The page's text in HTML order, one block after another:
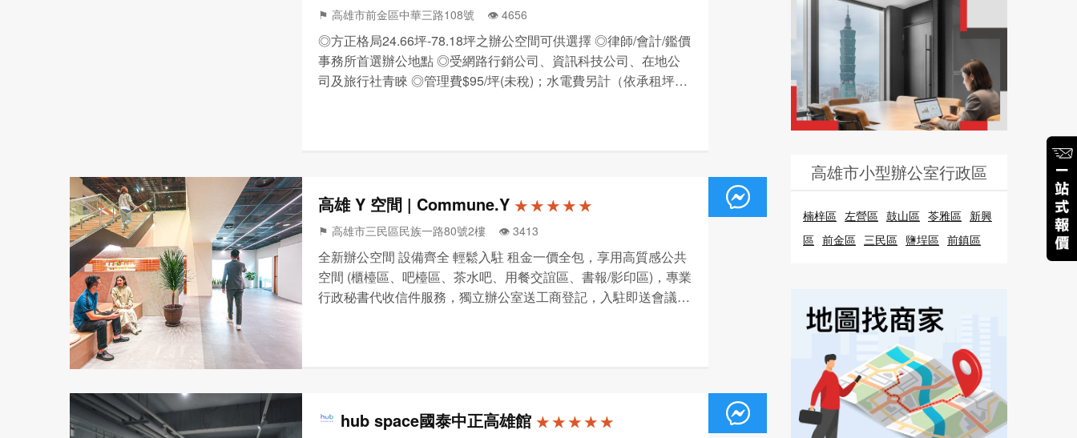
⚑ 高雄市前金區中華三路108號 👁️‍ 4656
◎方正格局24.66坪-78.18坪之辦公空間可供選擇 ◎律師/會計/鑑價
事務所首選辦公地點 ◎受網路行銷公司、資訊科技公司、在地公
司及旅行社青睞 ◎管理費$95/坪(未稅)；水電費另計（依承租坪數
高雄 Y 空間 | Commune.Y ★ ★ ★ ★ ★
⚑ 高雄市三民區民族一路80號2樓 👁️‍ 3413
全新辦公空間 設備齊全 輕鬆入駐 租金一價全包，享用高質感公共
空間 (櫃檯區、吧檯區、茶水吧、用餐交誼區、書報/影印區)，專業
行政秘書代收信件服務，獨立辦公室送工商登記，入駐即送會議室
hub space國泰中正高雄館 ★ ★ ★ ★ ★
高雄市小型辦公室行政區
楠梓區 左營區 鼓山區 苓雅區 新興
區 前金區 三民區 鹽埕區 前鎮區